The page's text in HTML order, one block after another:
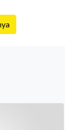
properti.
sedikit calon